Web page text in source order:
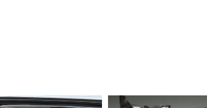
Liplock, सामने आई कपल की सगाई की नई